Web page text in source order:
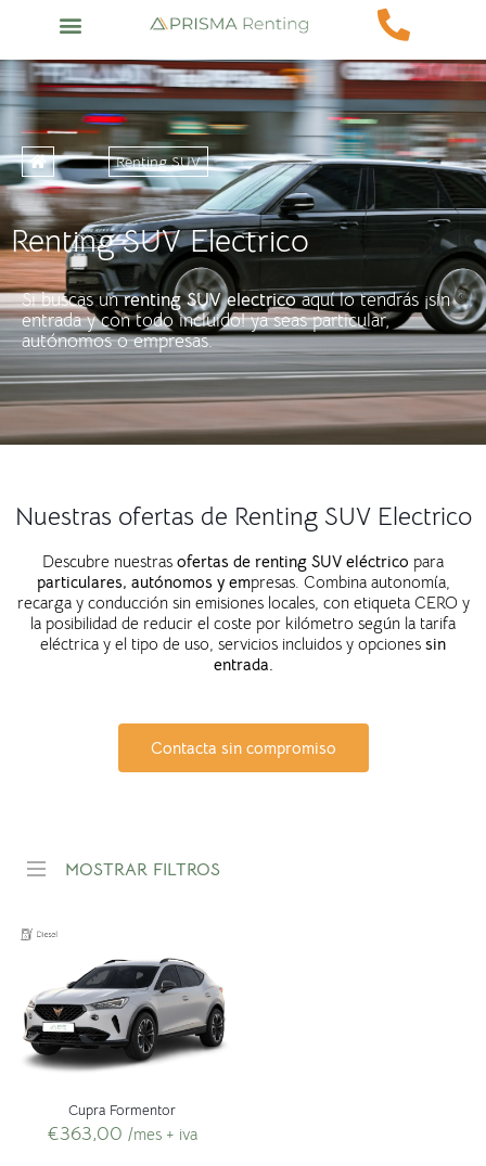
Renting SUV
Renting SUV Electrico
Si buscas unrenting SUV electricoaquí lo tendrás ¡sin
entrada y con todo incluido! ya seas particular,
autónomos o empresas.
Nuestras ofertas de Renting SUV Electrico
Descubre nuestras ofertas de renting SUV eléctrico para
particulares, autónomos y empresas. Combina autonomía,
recarga y conducción sin emisiones locales, con etiqueta CERO y
la posibilidad de reducir el coste por kilómetro según la tarifa
eléctrica y el tipo de uso, servicios incluidos y opciones sin
entrada.
Contacta sin compromiso
MOSTRAR FILTROS
Cupra Formentor
€363,00 /mes + iva